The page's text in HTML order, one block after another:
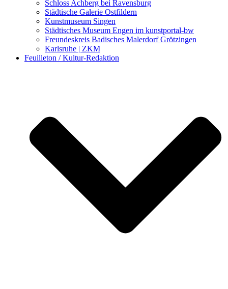
Schloss Achberg bei Ravensburg
Städtische Galerie Ostfildern
Kunstmuseum Singen
Städtisches Museum Engen im kunstportal-bw
Freundeskreis Badisches Malerdorf Grötzingen
Karlsruhe | ZKM
Feuilleton / Kultur-Redaktion